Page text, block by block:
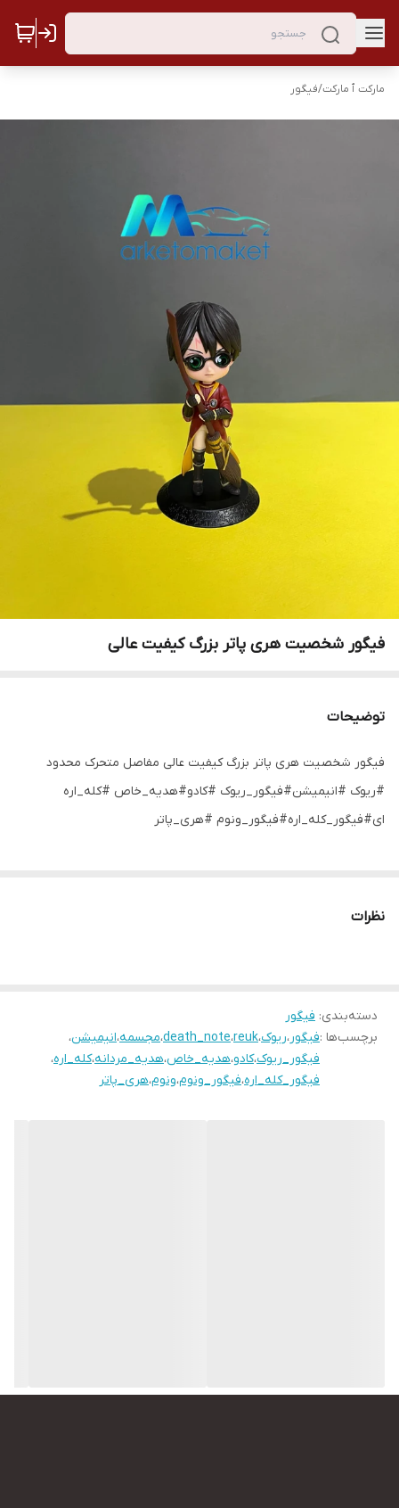
مارکت ٱ مارکت/فیگور
فیگور شخصیت هری پاتر بزرگ کیفیت عالی
توضیحات
فیگور شخصیت هری پاتر بزرگ کیفیت عالی مفاصل متحرک محدود
#ریوک #انیمیشن#فیگور_ریوک #کادو#هدیه_خاص #کله_اره
ای#فیگور_کله_اره#فیگور_ونوم #هری_پاتر
نظرات
دسته‌بندی: فیگور
برچسب‌ها :فیگور،ریوک،reuk،death_note،مجسمه،انیمیشن،
فیگور_ریوک،کادو،هدیه_خاص،هدیه_مردانه،کله_اره،
فیگور_کله_اره،فیگور_ونوم،ونوم،هری_پاتر